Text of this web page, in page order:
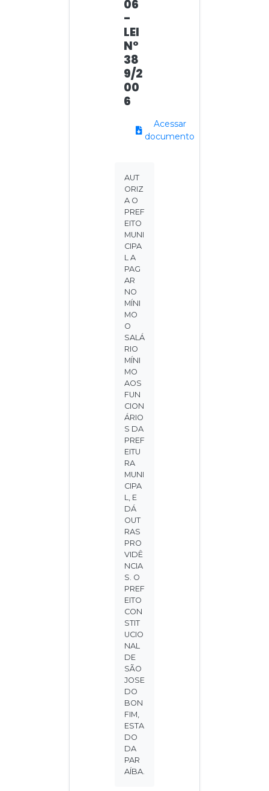
06
-
LEI
N°
38
9/2
00
6
Acessar
documento
AUT
ORIZ
A O
PREF
EITO
MUNI
CIPA
L A
PAG
AR
NO
MÍNI
MO
O
SALÁ
RIO
MÍNI
MO
AOS
FUN
CION
ÁRIO
S DA
PREF
EITU
RA
MUNI
CIPA
L, E
DÁ
OUT
RAS
PRO
VIDÊ
NCIA
S. O
PREF
EITO
CON
STIT
UCIO
NAL
DE
SÃO
JOSE
DO
BON
FIM,
ESTA
DO
DA
PAR
AÍBA.